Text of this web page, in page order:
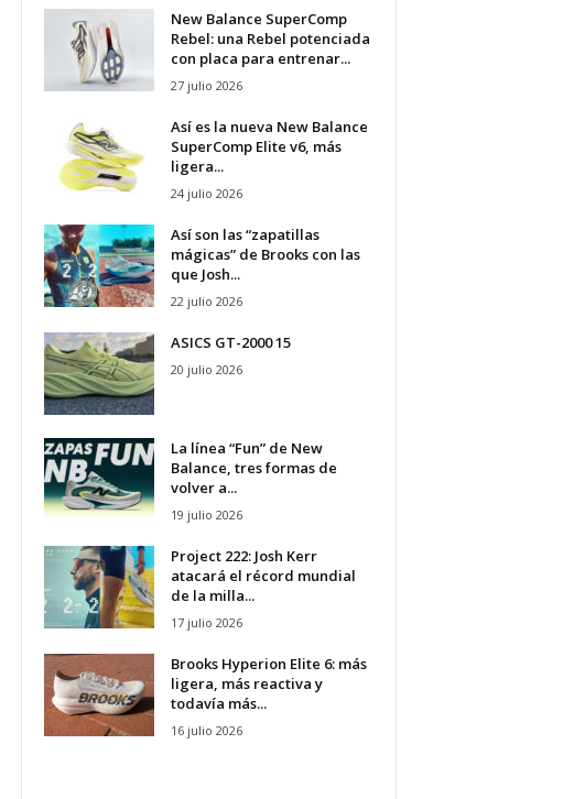
New Balance SuperComp
Rebel: una Rebel potenciada
con placa para entrenar...
27 julio 2026
Así es la nueva New Balance
SuperComp Elite v6, más
ligera...
24 julio 2026
Así son las “zapatillas
mágicas” de Brooks con las
que Josh...
22 julio 2026
ASICS GT-2000 15
20 julio 2026
La línea “Fun” de New
Balance, tres formas de
volver a...
19 julio 2026
Project 222: Josh Kerr
atacará el récord mundial
de la milla...
17 julio 2026
Brooks Hyperion Elite 6: más
ligera, más reactiva y
todavía más...
16 julio 2026